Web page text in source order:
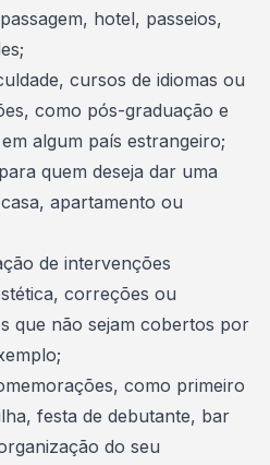
hotel, passeios,
cursos de idiomas ou
como pós-graduação e
algum país estrangeiro;
para quem deseja dar uma
apartamento ou
de intervenções
correções ou
que não sejam cobertos por
como primeiro
festa de debutante, bar
do seu